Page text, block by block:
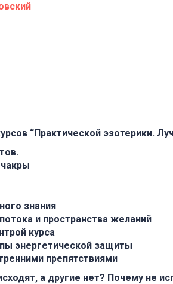
“Практической эзотерики.
знания
и пространства желаний
курса
энергетической защиты
препятствиями
а другие нет? Почему не